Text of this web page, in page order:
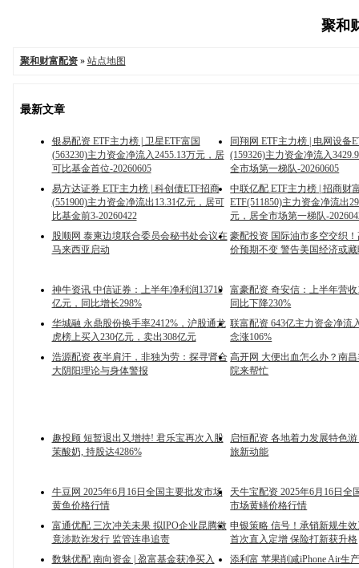
聚和
聚和财富配资» 站点地图
最新文章
银易配资 ETF主力榜 | 卫星ETF富国
(563230)主力资金净流入2455.13万元，居
可比基金首位-20260605
同翔网 ETF主力榜 | 电网设备
(159326)主力资金净流入
全市场第一梯队-20260605
易方达证券 ETF主力榜 | 科创债ETF招商
(551900)主力资金净流出13.31亿元，居可
比基金前3-20260422
中联亿配 ETF主力榜 | 招商财
ETF(511850)主力资金净流出
元，居全市场第一梯队-
股顺网 泰柬边境联合委员会秘书处会议在
马来西亚启动
豪配投资 国际油市多空交织
价预期不变 警告美国经济或
神牛资讯 中信证券：上半年净利润13719
亿元，同比增长298%
富豪配资 奇安信：上半年营收
同比下降230%
华城融 永鼎股份换手率2412%，沪股通龙
虎榜上买入230亿元，卖出308亿元
联富配资 643亿主力资金净流
念涨106%
浩源配资 夜半肩汗，非独为劳：探寻肾合
大阴阳理论与身体警报
高开网 大便出血怎么办？南
院来帮忙
趣投顾 短暂退出又增持! 君乐宝再次入股
茉酸奶, 持股达4286%
启恒配资 各地着力发展特色
旅新动能
牛豆网 2025年6月16日全国主要批发市场
黄鱼价格行情
天牛宝配资 2025年6月16日全
市场黄鳝价格行情
富通优配 三次冲关未果 拟IPO企业昆腾微
竟涉欺诈发行 监管连串追责
申银策略 信号！承销新规生
首次直入定增 保险打新获升格
数魅优配 南向资金 | 盈富基金获净买入
添利富 苹果削减iPhone Air生